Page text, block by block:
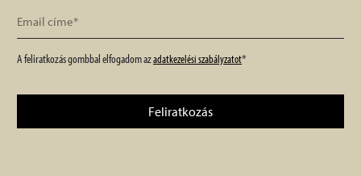
címe(Required)
A feliratkozás gombbal elfogadom azadatkezelési szabályzatot*
Feliratkozás